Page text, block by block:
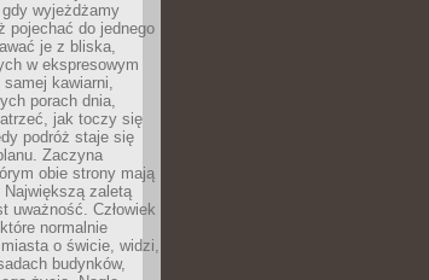
wyjeżdżamy
pojechać do jednego
je z bliska,
w ekspresowym
kawiarni,
porach dnia,
jak toczy się
podróż staje się
Zaczyna
obie strony mają
zaletą
uważność. Człowiek
normalnie
o świcie, widzi,
budynków,